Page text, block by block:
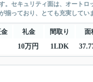
セキュリティ面は、オート
っており、とても充実してい
礼金 間取り 面
10万円 1LDK